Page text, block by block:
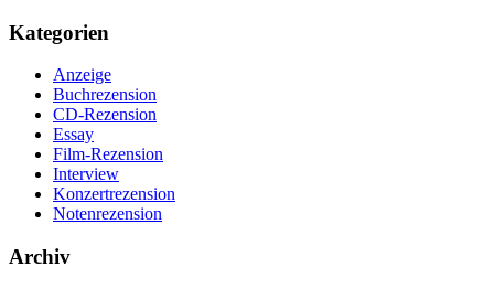
Kategorien
Anzeige
Buchrezension
CD-Rezension
Essay
Film-Rezension
Interview
Konzertrezension
Notenrezension
Archiv